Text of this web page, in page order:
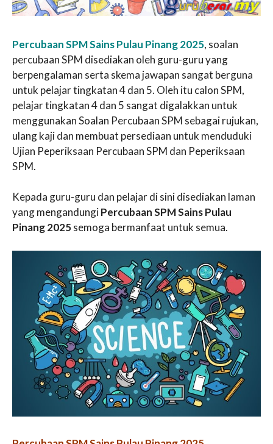
Percubaan SPM Sains Pulau Pinang 2025, soalan
percubaan SPM disediakan oleh guru-guru yang
berpengalaman serta skema jawapan sangat berguna
untuk pelajar tingkatan 4 dan 5. Oleh itu calon SPM,
pelajar tingkatan 4 dan 5 sangat digalakkan untuk
menggunakan Soalan Percubaan SPM sebagai rujukan,
ulang kaji dan membuat persediaan untuk menduduki
Ujian Peperiksaan Percubaan SPM dan Peperiksaan
SPM.
Kepada guru-guru dan pelajar di sini disediakan laman
yang mengandungiPercubaan SPM Sains Pulau
Pinang 2025semoga bermanfaat untuk semua.